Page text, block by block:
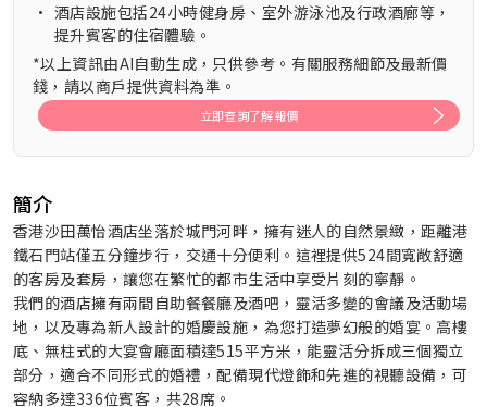
• 酒店設施包括24小時健身房、室外游泳池及行政酒廊等，
提升賓客的住宿體驗。
*以上資訊由AI自動生成，只供參考。有關服務細節及最新價
錢，請以商戶提供資料為準。
立即查詢了解報價
簡介
香港沙田萬怡酒店坐落於城門河畔，擁有迷人的自然景緻，距離港
鐵石門站僅五分鐘步行，交通十分便利。這裡提供524間寬敞舒適
的客房及套房，讓您在繁忙的都市生活中享受片刻的寧靜。
我們的酒店擁有兩間自助餐餐廳及酒吧，靈活多變的會議及活動場
地，以及專為新人設計的婚慶設施，為您打造夢幻般的婚宴。高樓
底、無柱式的大宴會廳面積達515平方米，能靈活分拆成三個獨立
部分，適合不同形式的婚禮，配備現代燈飾和先進的視聽設備，可
容納多達336位賓客，共28席。